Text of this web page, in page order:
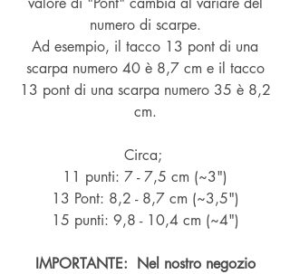
numero di scarpe.
Ad esempio, il tacco 13 pont di una
scarpa numero 40 è 8,7 cm e il tacco
13 pont di una scarpa numero 35 è 8,2
cm.
Circa;
11 punti: 7 - 7,5 cm (~3")
13 Pont: 8,2 - 8,7 cm (~3,5")
15 punti: 9,8 - 10,4 cm (~4")
IMPORTANTE: Nel nostro negozio